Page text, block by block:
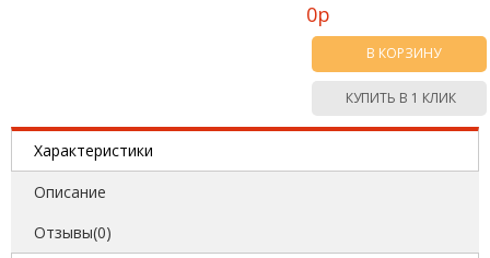
0р
В КОРЗИНУ
КУПИТЬ В 1 КЛИК
Характеристики
Описание
Отзывы(0)